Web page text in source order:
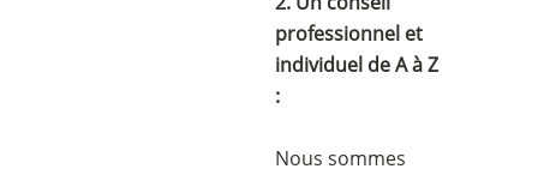
professionnel et
individuel de A à Z
:
Nous sommes